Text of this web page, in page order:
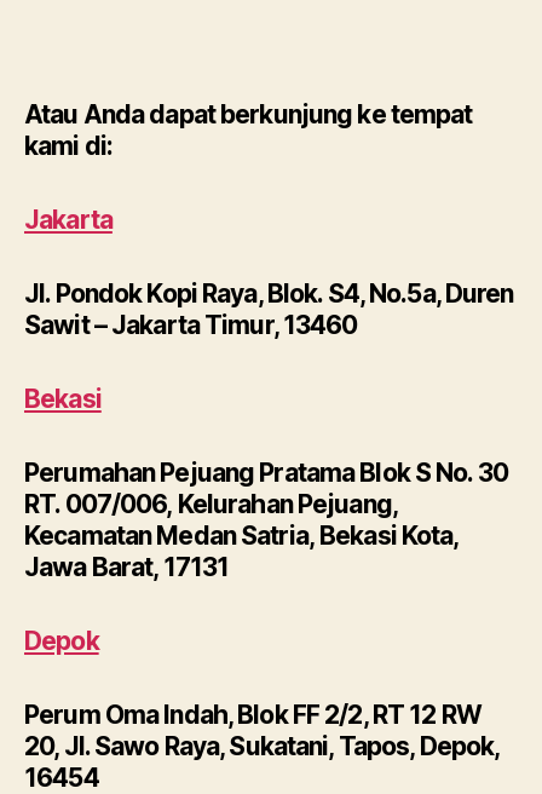
Atau Anda dapat berkunjung ke tempat
kami di:
Jakarta
Jl. Pondok Kopi Raya, Blok. S4, No.5a, Duren
Sawit – Jakarta Timur, 13460
Bekasi
Perumahan Pejuang Pratama Blok S No. 30
RT. 007/006, Kelurahan Pejuang,
Kecamatan Medan Satria, Bekasi Kota,
Jawa Barat, 17131
Depok
Perum Oma Indah, Blok FF 2/2, RT 12 RW
20, Jl. Sawo Raya, Sukatani, Tapos, Depok,
16454